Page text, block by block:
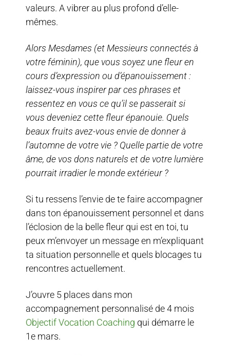
valeurs. A vibrer au plus profond d’elle-
mêmes.
Alors Mesdames (et Messieurs connectés à
votre féminin), que vous soyez une fleur en
cours d’expression ou d’épanouissement :
laissez-vous inspirer par ces phrases et
ressentez en vous ce qu’il se passerait si
vous deveniez cette fleur épanouie. Quels
beaux fruits avez-vous envie de donner à
l’automne de votre vie ? Quelle partie de votre
âme, de vos dons naturels et de votre lumière
pourrait irradier le monde extérieur ?
Si tu ressens l’envie de te faire accompagner
dans ton épanouissement personnel et dans
l’éclosion de la belle fleur qui est en toi, tu
peux m’envoyer un message en m’expliquant
ta situation personnelle et quels blocages tu
rencontres actuellement.
J’ouvre 5 places dans mon
accompagnement personnalisé de 4 mois
Objectif Vocation Coaching qui démarre le
1e mars.